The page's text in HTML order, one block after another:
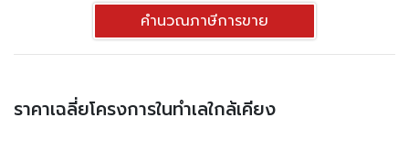
คำนวณภาษีการขาย
ราคาเฉลี่ยโครงการในทำเลใกล้เคียง